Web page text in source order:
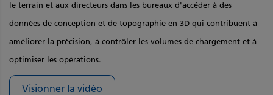
le terrain et aux directeurs dans les bureaux d'accéder à des
données de conception et de topographie en 3D qui contribuent à
améliorer la précision, à contrôler les volumes de chargement et à
optimiser les opérations.
Visionner la vidéo